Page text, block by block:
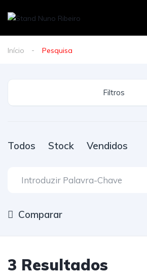
Início Pesquisa
Filtros
Todos Stock Vendidos
Comparar
3 Resultados